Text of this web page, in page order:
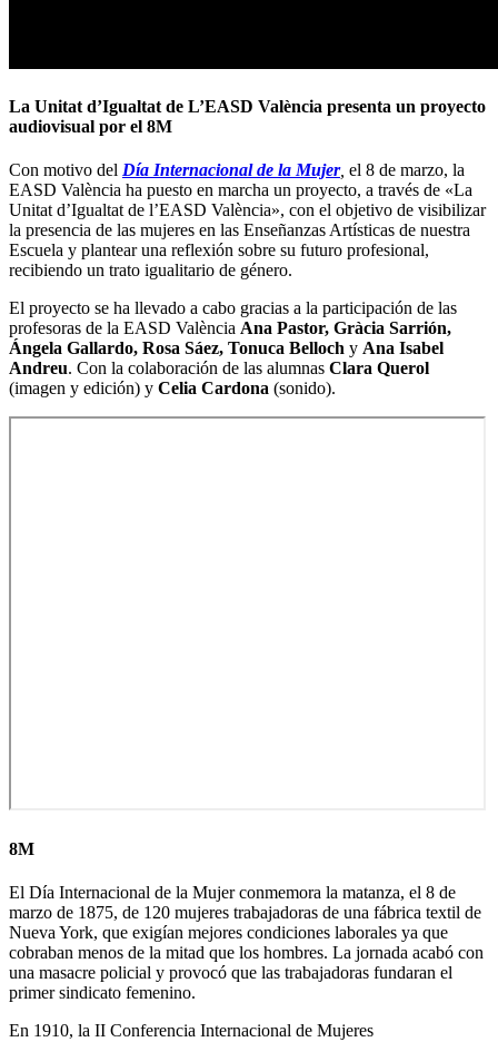
La Unitat d’Igualtat de L’EASD València presenta un proyecto
audiovisual por el 8M
Con motivo del Día Internacional de la Mujer, el 8 de marzo, la
EASD València ha puesto en marcha un proyecto, a través de «La
Unitat d’Igualtat de l’EASD València», con el objetivo de visibilizar
la presencia de las mujeres en las Enseñanzas Artísticas de nuestra
Escuela y plantear una reflexión sobre su futuro profesional,
recibiendo un trato igualitario de género.
El proyecto se ha llevado a cabo gracias a la participación de las
profesoras de la EASD València Ana Pastor, Gràcia Sarrión,
Ángela Gallardo, Rosa Sáez, Tonuca Belloch y Ana Isabel
Andreu. Con la colaboración de las alumnas Clara Querol
(imagen y edición) y Celia Cardona (sonido).
8M
El Día Internacional de la Mujer conmemora la matanza, el 8 de
marzo de 1875, de 120 mujeres trabajadoras de una fábrica textil de
Nueva York, que exigían mejores condiciones laborales ya que
cobraban menos de la mitad que los hombres. La jornada acabó con
una masacre policial y provocó que las trabajadoras fundaran el
primer sindicato femenino.
En 1910, la II Conferencia Internacional de Mujeres